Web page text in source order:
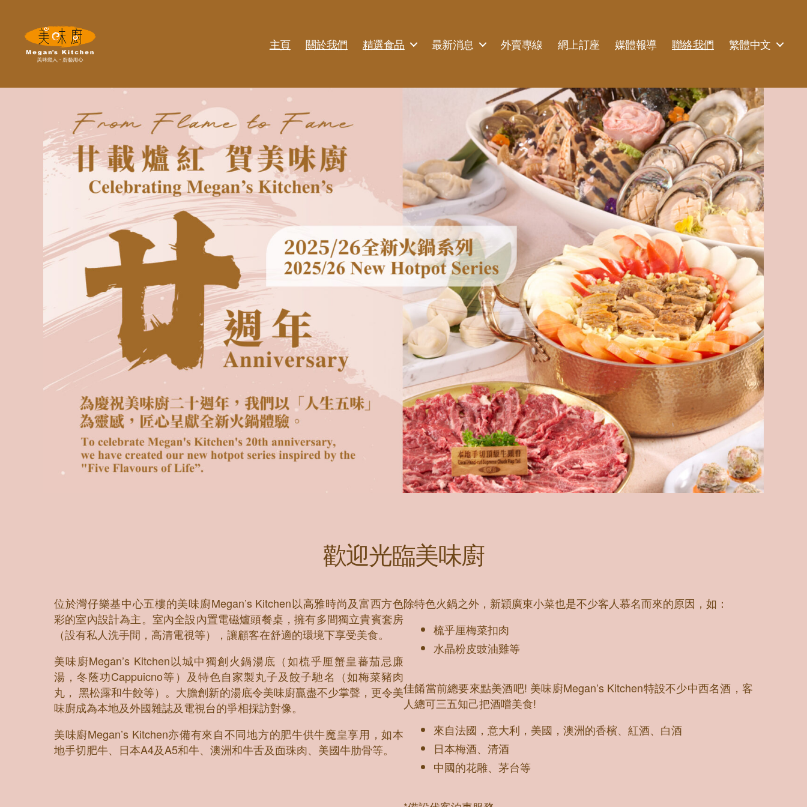
Kitchen
主頁 關於我們 精選食品 最新消息 外賣專線 網上訂座 媒體報導 聯絡我們 繁體中文
歡迎光臨美味廚
位於灣仔樂基中心五樓的美味廚Megan’s Kitchen以高雅時尚及富西方色
彩的室內設計為主。室內全設內置電磁爐頭餐桌，擁有多間獨立貴賓套房
（設有私人洗手間，高清電視等），讓顧客在舒適的環境下享受美食。
美味廚Megan’s Kitchen以城中獨創火鍋湯底（如梳乎厘蟹皇蕃茄忌廉
湯，冬蔭功Cappuicno等）及特色自家製丸子及餃子馳名（如梅菜豬肉
丸， 黑松露和牛餃等）。大膽創新的湯底令美味廚贏盡不少掌聲，更令美
味廚成為本地及外國雜誌及電視台的爭相採訪對像。
美味廚Megan’s Kitchen亦備有來自不同地方的肥牛供牛魔皇享用，如本
地手切肥牛、日本A4及A5和牛、澳洲和牛舌及面珠肉、美國牛肋骨等。
除特色火鍋之外，新穎廣東小菜也是不少客人慕名而來的原因，如：
梳乎厘梅菜扣肉
水晶粉皮豉油雞等
佳餚當前總要來點美酒吧! 美味廚Megan’s Kitchen特設不少中西名酒，客
人總可三五知己把酒嚐美食!
來自法國，意大利，美國，澳洲的香檳、紅酒、白酒
日本梅酒、清酒
中國的花雕、茅台等